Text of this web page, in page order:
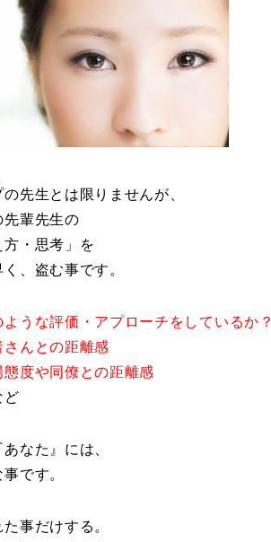
の先生とは限りませんが、
先輩先生の
方・思考」を
、盗む事です。
ような評価・アプローチをしているか？
さんとの距離感
態度や同僚との距離感
ど
なた』には、
です。
事だけする。